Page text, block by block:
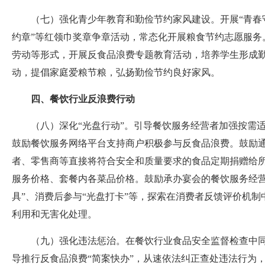
（七）强化青少年教育和勤俭节约家风建设。开展“青
约章”等红领巾奖章争章活动，常态化开展粮食节约志愿服
劳动等形式，开展反食品浪费专题教育活动，培养学生形成
动，提倡家庭爱粮节粮，弘扬勤俭节约良好家风。
四、餐饮行业反浪费行动
（八）深化“光盘行动”。引导餐饮服务经营者加强按
鼓励餐饮服务网络平台支持商户积极参与反食品浪费。鼓
者、零售商等直接将符合安全和质量要求的食品定期捐赠
服务价格、套餐内各菜品价格。鼓励承办宴会的餐饮服务
具”、消费后参与“光盘打卡”等，探索在消费者反馈评价机
利用和无害化处理。
（九）强化违法惩治。在餐饮行业食品安全监督检查
导推行反食品浪费“简案快办”，从速依法纠正查处违法行为